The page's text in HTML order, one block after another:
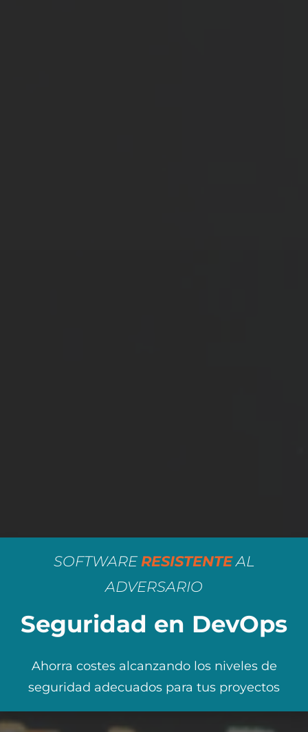
SOFTWARE RESISTENTEAL
ADVERSARIO
Seguridad en DevOps
Ahorra costes alcanzando los niveles de
seguridad adecuados para tus proyectos